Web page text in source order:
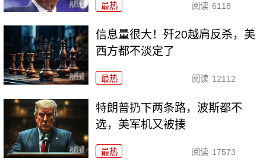
最热 阅读 6118
信息量很大！歼20越肩反杀，美
西方都不淡定了
最热 阅读 12112
特朗普扔下两条路，波斯都不
选，美军机又被揍
最热 阅读 17573